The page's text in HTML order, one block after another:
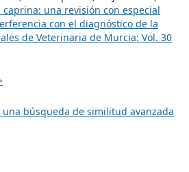
una revisión con especial
con el diagnóstico de la
de Veterinaria de Murcia: Vol. 30
búsqueda de similitud avanzada